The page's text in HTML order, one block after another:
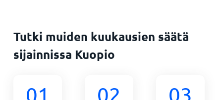
Tutki muiden kuukausien säätä
sijainnissa Kuopio
01 02 03